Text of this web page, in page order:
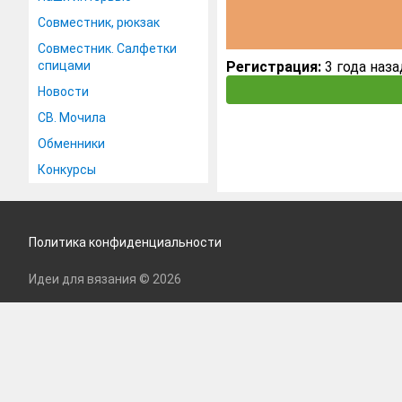
Совместник, рюкзак
Совместник. Салфетки
спицами
Новости
СВ. Мочила
Обменники
Конкурсы
Регистрация: 3 года
Политика конфиденциальности
Идеи для вязания © 2026